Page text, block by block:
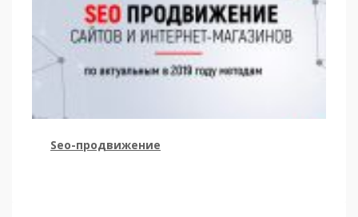
Seo-продвижение